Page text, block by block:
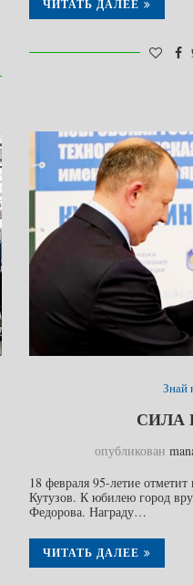
ЧИТАТЬ ДАЛЕЕ
Знай
СИЛА
опубликован
18 февраля 95-летие
Кутузов. К юбилею город
Федорова. Награду…
ЧИТАТЬ ДАЛЕЕ